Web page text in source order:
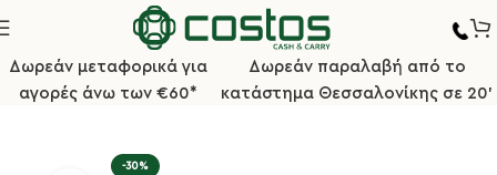
Δωρεάν μεταφορικά για
αγορές άνω των €60*
Δωρεάν παραλαβή από το
κατάστημα Θεσσαλονίκης σε 20'
Αρχική σελίδα Πιάτα/Πορσελάνες Σειρά Black Rock
-30%